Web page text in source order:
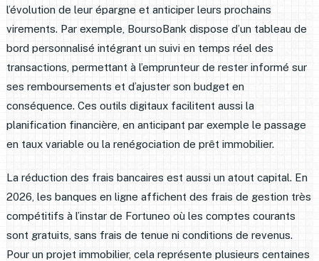
l’évolution de leur épargne et anticiper leurs prochains
virements. Par exemple, BoursoBank dispose d’un tableau de
bord personnalisé intégrant un suivi en temps réel des
transactions, permettant à l’emprunteur de rester informé sur
ses remboursements et d’ajuster son budget en
conséquence. Ces outils digitaux facilitent aussi la
planification financière, en anticipant par exemple le passage
en taux variable ou la renégociation de prêt immobilier.
La réduction des frais bancaires est aussi un atout capital. En
2026, les banques en ligne affichent des frais de gestion très
compétitifs à l’instar de Fortuneo où les comptes courants
sont gratuits, sans frais de tenue ni conditions de revenus.
Pour un projet immobilier, cela représente plusieurs centaines